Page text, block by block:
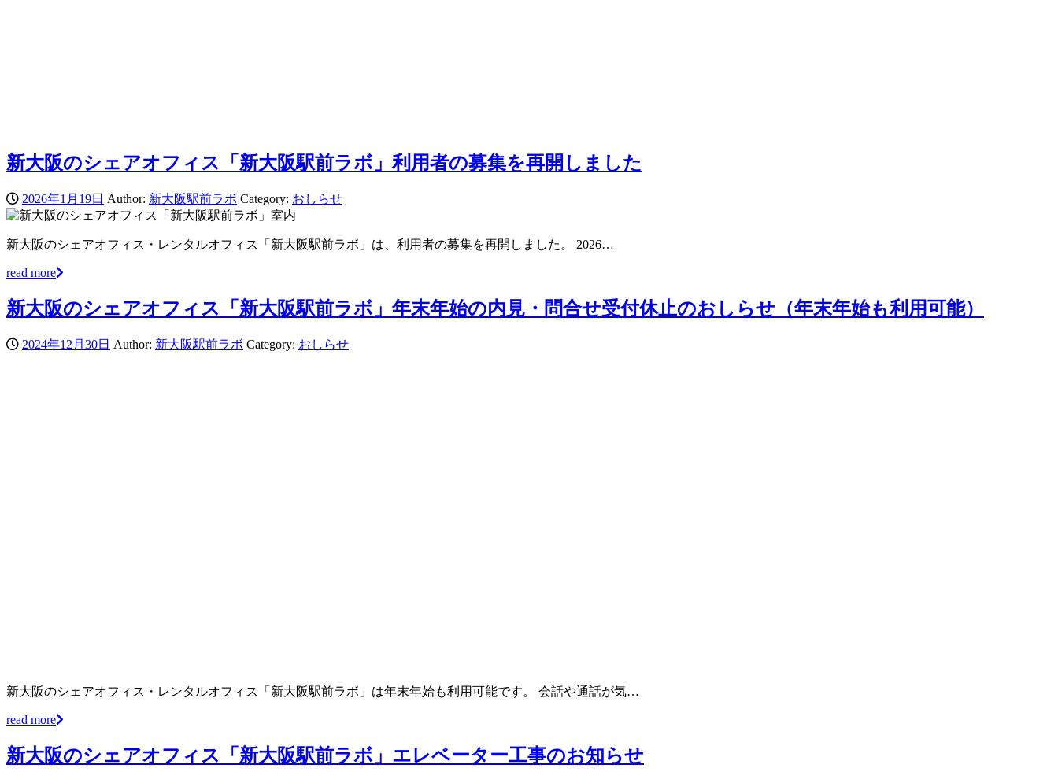
新大阪のシェアオフィス「新大阪駅前ラボ」利用者の募集を再開しました
2026年1月19日 Author: 新大阪駅前ラボ Category: おしらせ
新大阪のシェアオフィス・レンタルオフィス「新大阪駅前ラボ」は、利用者の募集を再開しました。 2026…
read more
新大阪のシェアオフィス「新大阪駅前ラボ」年末年始の内見・問合せ受付休止のおしらせ（年末年始も利用可能）
2024年12月30日 Author: 新大阪駅前ラボ Category: おしらせ
新大阪のシェアオフィス・レンタルオフィス「新大阪駅前ラボ」は年末年始も利用可能です。 会話や通話が気…
read more
新大阪のシェアオフィス「新大阪駅前ラボ」エレベーター工事のお知らせ